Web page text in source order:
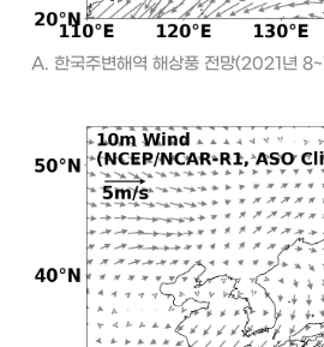
A. 한국주변해역 해상풍 전망(2021년